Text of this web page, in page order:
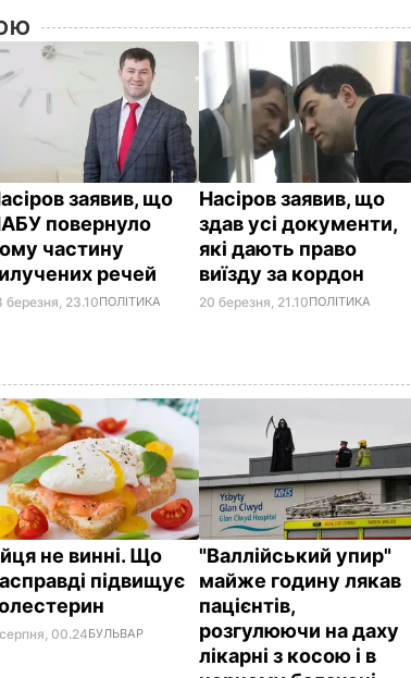
заявив, що
повернуло
частину
речей
березня, 23.10ПОЛІТИКА
Насіров заявив, що
здав усі документи,
які дають право
виїзду за кордон
20 березня, 21.10ПОЛІТИКА
не винні. Що
підвищує
00.24БУЛЬВАР
"Валлійський упир"
майже годину лякав
пацієнтів,
розгулюючи на даху
лікарні з косою і в